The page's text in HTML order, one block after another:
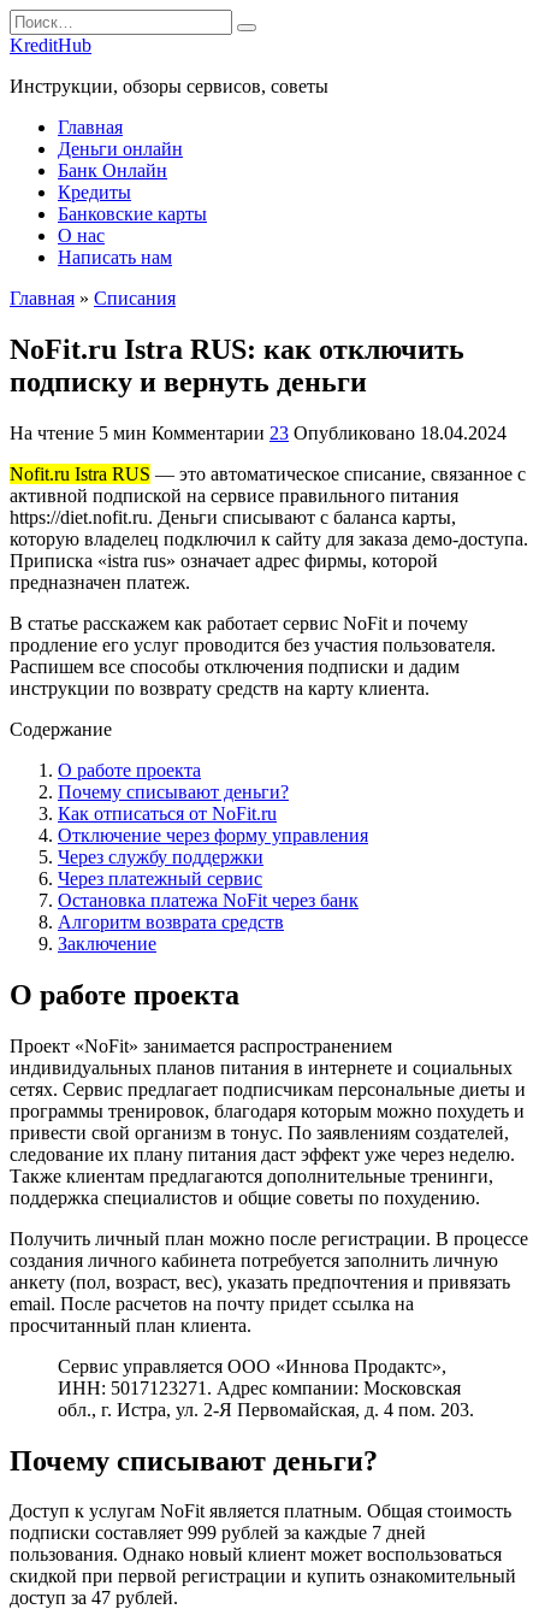
Перейти
к
Search
for:
KreditHub
Инструкции, обзоры сервисов, советы
Главная
Деньги онлайн
Банк Онлайн
Кредиты
Банковские карты
О нас
Написать нам
Главная » Списания
NoFit.ru Istra RUS: как отключить
подписку и вернуть деньги
На чтение 5 мин Комментарии 23 Опубликовано 18.04.2024
Nofit.ru Istra RUS — это автоматическое списание, связанное с
активной подпиской на сервисе правильного питания
https://diet.nofit.ru. Деньги списывают с баланса карты,
которую владелец подключил к сайту для заказа демо-доступа.
Приписка «istra rus» означает адрес фирмы, которой
предназначен платеж.
В статье расскажем как работает сервис NoFit и почему
продление его услуг проводится без участия пользователя.
Распишем все способы отключения подписки и дадим
инструкции по возврату средств на карту клиента.
Содержание
О работе проекта
Почему списывают деньги?
Как отписаться от NoFit.ru
Отключение через форму управления
Через службу поддержки
Через платежный сервис
Остановка платежа NoFit через банк
Алгоритм возврата средств
Заключение
О работе проекта
Проект «NoFit» занимается распространением
индивидуальных планов питания в интернете и социальных
сетях. Сервис предлагает подписчикам персональные диеты и
программы тренировок, благодаря которым можно похудеть и
привести свой организм в тонус. По заявлениям создателей,
следование их плану питания даст эффект уже через неделю.
Также клиентам предлагаются дополнительные тренинги,
поддержка специалистов и общие советы по похудению.
Получить личный план можно после регистрации. В процессе
создания личного кабинета потребуется заполнить личную
анкету (пол, возраст, вес), указать предпочтения и привязать
email. После расчетов на почту придет ссылка на
просчитанный план клиента.
Сервис управляется ООО «Иннова Продактс»,
ИНН: 5017123271. Адрес компании: Московская
обл., г. Истра, ул. 2-Я Первомайская, д. 4 пом. 203.
Почему списывают деньги?
Доступ к услугам NoFit является платным. Общая стоимость
подписки составляет 999 рублей за каждые 7 дней
пользования. Однако новый клиент может воспользоваться
скидкой при первой регистрации и купить ознакомительный
доступ за 47 рублей.